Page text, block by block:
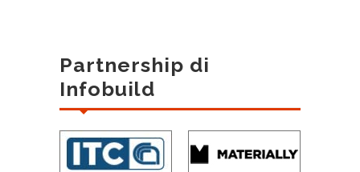
Partnership di
Infobuild